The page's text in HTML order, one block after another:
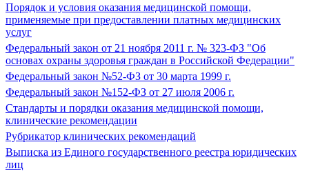
Порядок и условия оказания медицинской помощи,
применяемые при предоставлении платных медицинских
услуг
Федеральный закон от 21 ноября 2011 г. № 323-ФЗ "Об
основах охраны здоровья граждан в Российской Федерации"
Федеральный закон №52-ФЗ от 30 марта 1999 г.
Федеральный закон №152-ФЗ от 27 июля 2006 г.
Стандарты и порядки оказания медицинской помощи,
клинические рекомендации
Рубрикатор клинических рекомендаций
Выписка из Единого государственного реестра юридических
лиц